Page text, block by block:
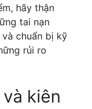
hãy thận
tai nạn
chuẩn bị kỹ
rủi ro
kiên